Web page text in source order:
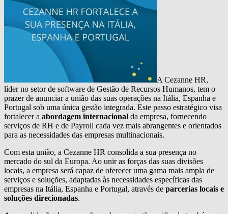
A Cezanne HR,
líder no setor de software de Gestão de Recursos Humanos, tem o
prazer de anunciar a união das suas operações na Itália, Espanha e
Portugal sob uma única gestão integrada. Este passo estratégico visa
fortalecer a abordagem internacional da empresa, fornecendo
serviços de RH e de Payroll cada vez mais abrangentes e orientados
para as necessidades das empresas multinacionais.
Com esta união, a Cezanne HR consolida a sua presença no
mercado do sul da Europa. Ao unir as forças das suas divisões
locais, a empresa será capaz de oferecer uma gama mais ampla de
serviços e soluções, adaptadas às necessidades específicas das
empresas na Itália, Espanha e Portugal, através de parcerias locais e
soluções direcionadas.